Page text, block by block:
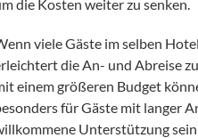
die Kosten weiter zu senken.
viele Gäste im selben
die An- und Abreise
einem größeren Budget
für Gäste mit langer
Unterstützung